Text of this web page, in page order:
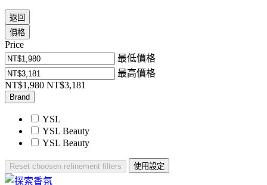
返回
價格
Price
最低價格
最高價格
NT$1,980 NT$3,181
Brand
YSL
YSL Beauty
YSL Beauty​
Reset choosen refinement filters 使用設定